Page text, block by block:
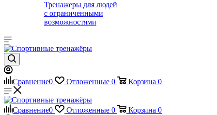
Тренажеры для людей
с ограниченными
возможностями
Сравнение0 Отложенные 0 Корзина 0
Сравнение0 Отложенные 0 Корзина 0